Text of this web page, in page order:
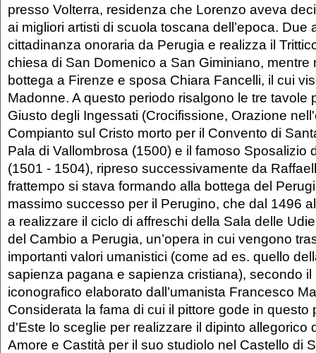
presso Volterra, residenza che Lorenzo aveva
ai migliori artisti di scuola toscana dell’epoca. Due
cittadinanza onoraria da Perugia e realizza il
chiesa di San Domenico a San Giminiano, mentre
bottega a Firenze e sposa Chiara Fancelli, il cui
Madonne. A questo periodo risalgono le tre tavole
Giusto degli Ingessati (Crocifissione, Orazione
Compianto sul Cristo morto per il Convento di
Pala di Vallombrosa (1500) e il famoso Sposalizio
(1501 - 1504), ripreso successivamente da
frattempo si stava formando alla bottega del
massimo successo per il Perugino, che dal 1496
a realizzare il ciclo di affreschi della Sala delle
del Cambio a Perugia, un’opera in cui vengono
importanti valori umanistici (come ad es. quello
sapienza pagana e sapienza cristiana), secondo il
iconografico elaborato dall’umanista Francesco
Considerata la fama di cui il pittore gode in questo
d'Este lo sceglie per realizzare il dipinto allegorico
Amore e Castità per il suo studiolo nel Castello di